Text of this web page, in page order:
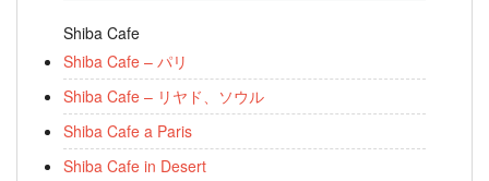
Shiba Cafe
Shiba Cafe – パリ
Shiba Cafe – リヤド、ソウル
Shiba Cafe a Paris
Shiba Cafe in Desert